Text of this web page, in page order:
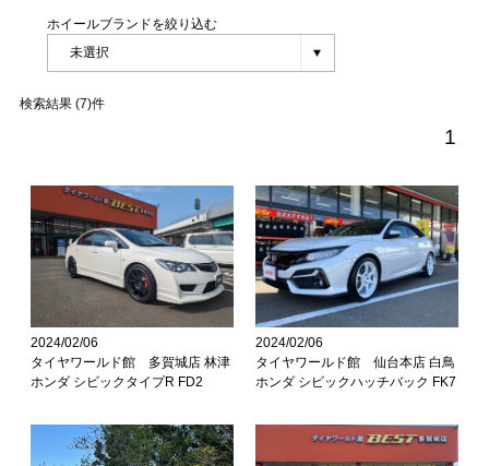
ホイールブランドを絞り込む
検索結果 (7)件
1
2024/02/06
タイヤワールド館 多賀城店 林津
ホンダ シビックタイプR FD2
2024/02/06
タイヤワールド館 仙台本店 白鳥
ホンダ シビックハッチバック FK7